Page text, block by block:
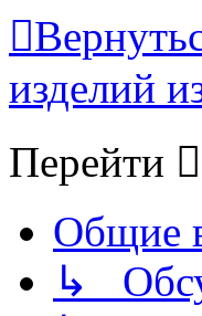
изделий
Перейти
Общие
↳